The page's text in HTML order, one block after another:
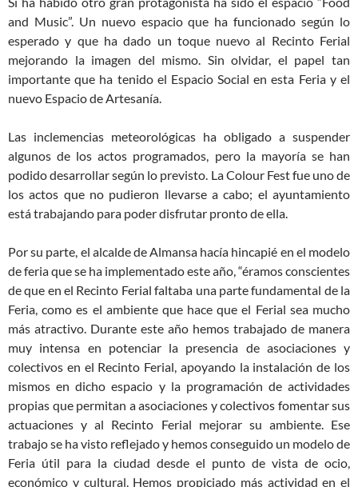
and Music”. Un nuevo espacio que ha funcionado según lo
esperado y que ha dado un toque nuevo al Recinto Ferial
mejorando la imagen del mismo. Sin olvidar, el papel tan
importante que ha tenido el Espacio Social en esta Feria y el
nuevo Espacio de Artesanía.
Las inclemencias meteorológicas ha obligado a suspender
algunos de los actos programados, pero la mayoría se han
podido desarrollar según lo previsto. La Colour Fest fue uno de
los actos que no pudieron llevarse a cabo; el ayuntamiento
está trabajando para poder disfrutar pronto de ella.
Por su parte, el alcalde de Almansa hacía hincapié en el modelo
de feria que se ha implementado este año, “éramos conscientes
de que en el Recinto Ferial faltaba una parte fundamental de la
Feria, como es el ambiente que hace que el Ferial sea mucho
más atractivo. Durante este año hemos trabajado de manera
muy intensa en potenciar la presencia de asociaciones y
colectivos en el Recinto Ferial, apoyando la instalación de los
mismos en dicho espacio y la programación de actividades
propias que permitan a asociaciones y colectivos fomentar sus
actuaciones y al Recinto Ferial mejorar su ambiente. Ese
trabajo se ha visto reflejado y hemos conseguido un modelo de
Feria útil para la ciudad desde el punto de vista de ocio,
económico y cultural. Hemos propiciado más actividad en el